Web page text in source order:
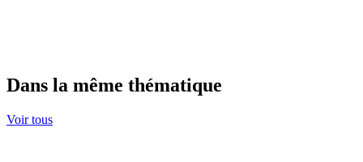
Dans la même thématique
Voir tous